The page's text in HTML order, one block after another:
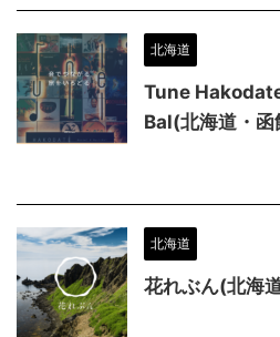
北海道
Tune
Bal(北海道・
北海道
花れぶん(北海